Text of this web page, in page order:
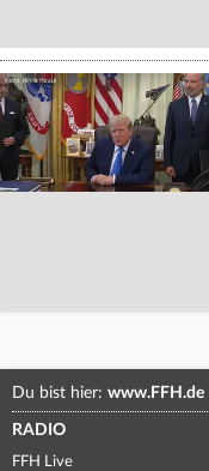
Du bist hier: www.FFH.de
RADIO
FFH Live